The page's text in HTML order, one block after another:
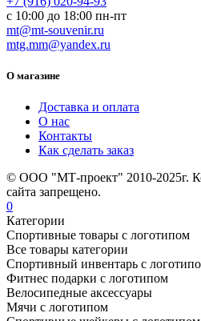
с 10:00 до 18:00 пн-пт
mt@mt-souvenir.ru
mtg.mm@yandex.ru
О магазине
Доставка и оплата
О нас
Контакты
Как сделать заказ
© ООО "МТ-проект" 2010-2025г.
сайта запрещено.
0
Категории
Спортивные товары с логотипом
Все товары категории
Спортивный инвентарь с
Фитнес подарки с логотипом
Велосипедные аксессуары
Мячи с логотипом